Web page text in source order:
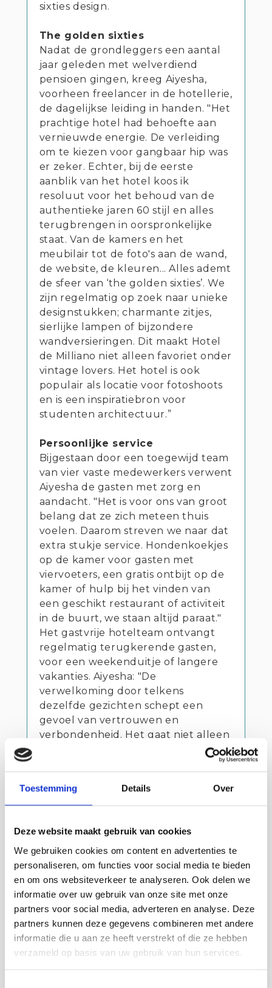
Toestemming Details Over
Deze website maakt gebruik van cookies
We gebruiken cookies om content en advertenties te
personaliseren, om functies voor social media te bieden
en om ons websiteverkeer te analyseren. Ook delen we
informatie over uw gebruik van onze site met onze
partners voor social media, adverteren en analyse. Deze
partners kunnen deze gegevens combineren met andere
informatie die u aan ze heeft verstrekt of die ze hebben
verzameld op basis van uw gebruik van hun services.
sixties design.
The golden sixties
Nadat de grondleggers een aantal
jaar geleden met welverdiend
pensioen gingen, kreeg Aiyesha,
voorheen freelancer in de hotellerie,
de dagelijkse leiding in handen. "Het
prachtige hotel had behoefte aan
vernieuwde energie. De verleiding
om te kiezen voor gangbaar hip was
er zeker. Echter, bij de eerste
aanblik van het hotel koos ik
resoluut voor het behoud van de
authentieke jaren 60 stijl en alles
terugbrengen in oorspronkelijke
staat. Van de kamers en het
meubilair tot de foto's aan de wand,
de website, de kleuren... Alles ademt
de sfeer van ‘the golden sixties’. We
zijn regelmatig op zoek naar unieke
designstukken; charmante zitjes,
sierlijke lampen of bijzondere
wandversieringen. Dit maakt Hotel
de Milliano niet alleen favoriet onder
vintage lovers. Het hotel is ook
populair als locatie voor fotoshoots
en is een inspiratiebron voor
studenten architectuur.”
Persoonlijke service
Bijgestaan door een toegewijd team
van vier vaste medewerkers verwent
Aiyesha de gasten met zorg en
aandacht. "Het is voor ons van groot
belang dat ze zich meteen thuis
voelen. Daarom streven we naar dat
extra stukje service. Hondenkoekjes
op de kamer voor gasten met
viervoeters, een gratis ontbijt op de
kamer of hulp bij het vinden van
een geschikt restaurant of activiteit
in de buurt, we staan altijd paraat."
Het gastvrije hotelteam ontvangt
regelmatig terugkerende gasten,
voor een weekenduitje of langere
vakanties. Aiyesha: "De
verwelkoming door telkens
dezelfde gezichten schept een
gevoel van vertrouwen en
verbondenheid. Het gaat niet alleen
om de accommodatie. We willen een
onvergetelijke ervaring meegeven.”